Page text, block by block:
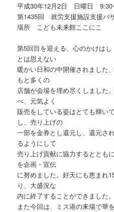
平成30年12月2日 日曜日
第1435回 就労支援施設支援バ
場所 こども未来館ここにこ
第5回目を迎える、心のかけは
とは思えない
暖かい日和の中開催されました
もと多くの
店舗が会場を埋め尽くしました
べ、元気よく
販売をしている姿はとても輝い
し、売り上げの
一部を金券とし還元し、還元さ
るようにして
売り上げ貢献に協力するととも
を企画・宣伝
に努めました。好天にも恵まれ
り、大盛況な
内に終了することができました。
また今回は、ミス港の来場で華